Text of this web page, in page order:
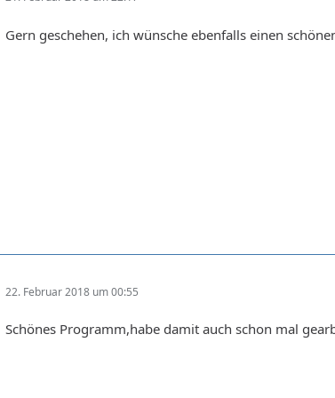
Gern geschehen, ich wünsche ebenfalls einen
22. Februar 2018 um 00:55
Schönes Programm,habe damit auch schon mal